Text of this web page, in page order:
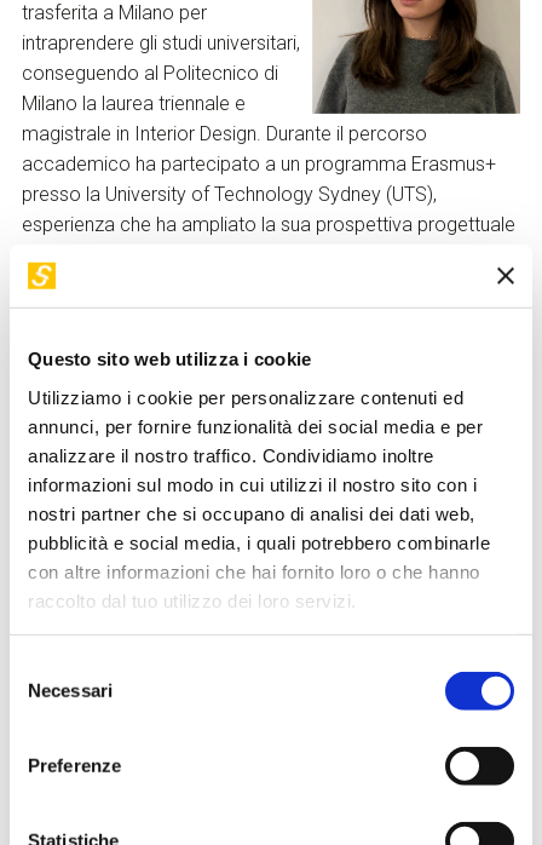
Questo sito web utilizza i cookie
Utilizziamo i cookie per personalizzare contenuti ed
annunci, per fornire funzionalità dei social media e per
analizzare il nostro traffico. Condividiamo inoltre
informazioni sul modo in cui utilizzi il nostro sito con i
nostri partner che si occupano di analisi dei dati web,
pubblicità e social media, i quali potrebbero combinarle
con altre informazioni che hai fornito loro o che hanno
raccolto dal tuo utilizzo dei loro servizi.
delNecessari
Preferenze
Statistiche
trasferita a Milano per
intraprendere gli studi universitari,
conseguendo al Politecnico di
Milano la laurea triennale e
magistrale in Interior Design. Durante il percorso
accademico ha partecipato a un programma Erasmus+
presso la University of Technology Sydney (UTS),
esperienza che ha ampliato la sua prospettiva progettuale
POLI.design a diversi progetti espositivi, tra cui la
progettazione del Padiglione Calabria per Expo 2025
Osaka.
Svolge inoltre attività di assistenza alla didattica in corsi e
master del Politecnico di Milano e di POLI.design.
La sua attività di ricerca esplora le connessioni tra
olfactive design, salute mentale e benessere, con
l’obiettivo di indagare il ruolo degli stimoli sensoriali nella
progettazione di spazi dedicati alla cura e alla qualità della